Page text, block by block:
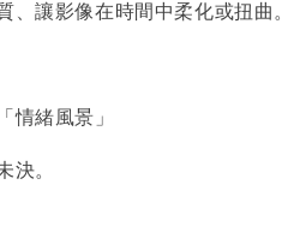
、讓影像在時間中柔化或扭曲。
情緒風景」
。